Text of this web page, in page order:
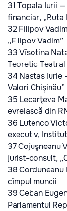
31 Topala Iurii
financiar, „Ruta
32 Filipov
„Filipov Vadim”
33 Vîsotina
Teoretic Teatral
34 Nastas Iurie
Valori Chişinău”
35 Lecarţeva
evreiască din
36 Lutenco
executiv,
37 Cojuşneanu
jurist-consult,
38
cîmpul muncii
39 Ceban
Parlamentul